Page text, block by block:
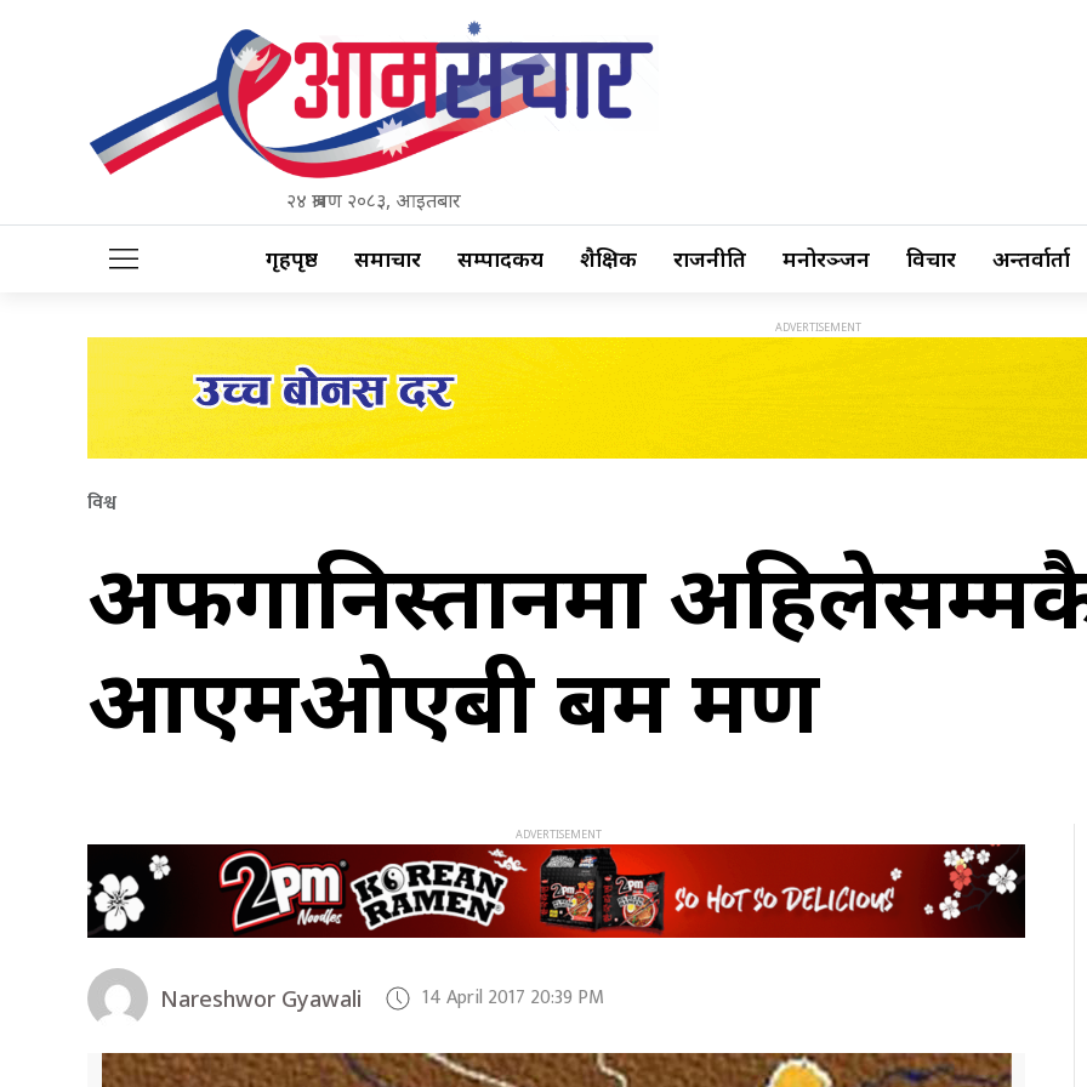
२४ श्रावण २०८३, आइतबार
गृहपृष्ठ समाचार सम्पादकीय शैक्षिक राजनीति मनोरञ्जन विचार अन्तर्वार्ता
विश्व
अफगानिस्तानमा
आएमओएबी बम क्रमण
Nareshwor Gyawali 14 April 2017 20:39 PM